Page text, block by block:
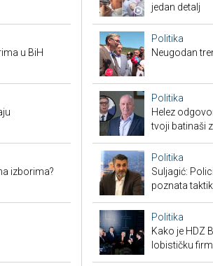
u BiH
izborima?
jedan detalj
Politika
Neugodan
Politika
Helez
tvoji batinaši
Politika
Suljagić:
poznata
Politika
Kako je HDZ
lobističku